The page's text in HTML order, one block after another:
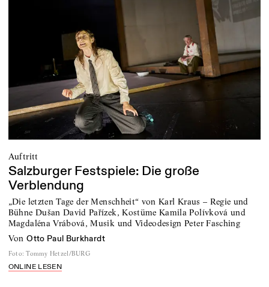
Auftritt
Salzburger Festspiele: Die große
Verblendung
„Die letzten Tage der Menschheit“ von Karl Kraus – Regie und
Bühne Dušan David Pařízek, Kostüme Kamila Polívková und
Magdaléna Vrábová, Musik und Videodesign Peter Fasching
von Otto Paul Burkhardt
Foto: Tommy Hetzel/BURG
ONLINE LESEN